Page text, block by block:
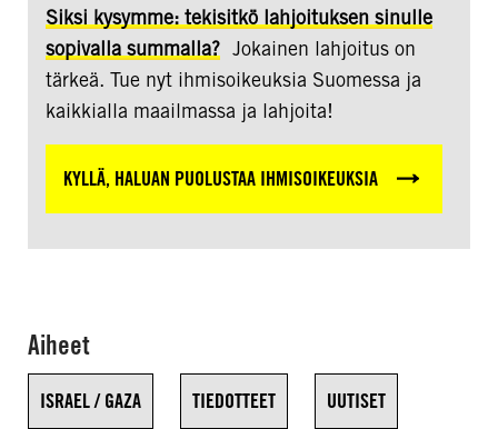
Siksi kysymme: tekisitkö lahjoituksen sinulle
sopivalla summalla? Jokainen lahjoitus on
tärkeä. Tue nyt ihmisoikeuksia Suomessa ja
kaikkialla maailmassa ja lahjoita!
KYLLÄ, HALUAN PUOLUSTAA IHMISOIKEUKSIA
Aiheet
ISRAEL / GAZA TIEDOTTEET UUTISET